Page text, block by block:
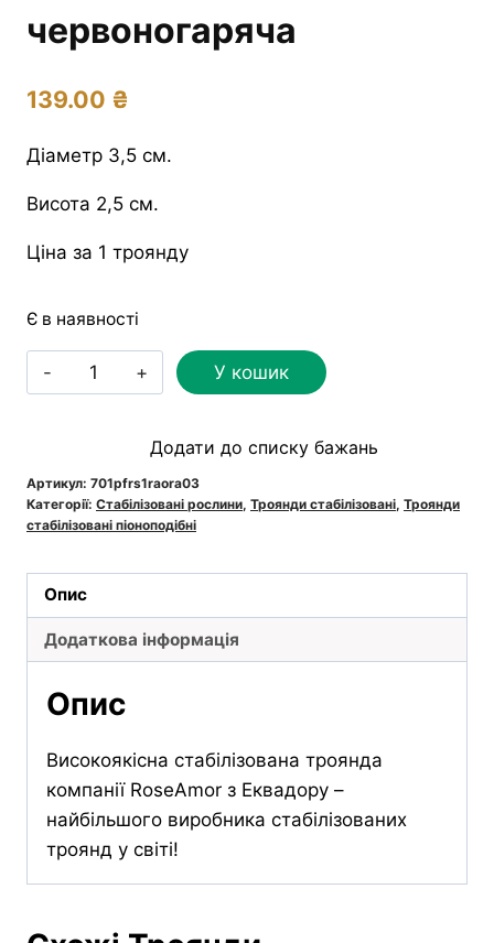
червоногаряча
139.00 ₴
Діаметр 3,5 см.
Висота 2,5 см.
Ціна за 1 троянду
Є в наявності
Троянда
стабілізована
AL
Ora
піоноподібна
червоногаряча
кількість
У кошик
Додати до списку бажань
Артикул: 701pfrs1raora03
Категорії: Стабілізовані рослини, Троянди стабілізовані, Троянди
стабілізовані піоноподібні
Опис
Додаткова інформація
Опис
Високоякісна стабілізована троянда
компанії RoseAmor з Еквадору –
найбільшого виробника стабілізованих
троянд у світі!